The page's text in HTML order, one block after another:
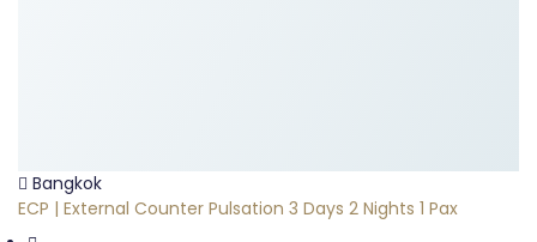
Bangkok
ECP | External Counter Pulsation 3 Days 2 Nights 1 Pax